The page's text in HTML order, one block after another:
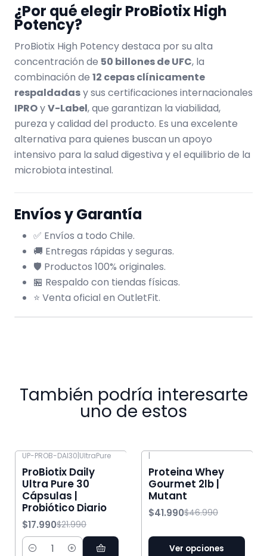
¿Por qué elegir ProBiotix High
Potency?
ProBiotix High Potency destaca por su alta
concentración de 50 billones de UFC, la
combinación de 12 cepas clínicamente
respaldadasy sus certificaciones internacionales
IPROyV-Label, que garantizan la viabilidad,
pureza y calidad del producto. Es una excelente
alternativa para quienes buscan un apoyo
intensivo para la salud digestiva y el equilibrio de la
microbiota intestinal.
Envíos y Garantía
✅ Envíos a todo Chile.
🚚 Entregas rápidas y seguras.
🛡️ Productos 100% originales.
🏪 Respaldo con tiendas físicas.
⭐ Venta oficial en OutletFit.
También podría interesarte
uno de estos
UP-PROB-DAI30|UltraPure
ProBiotix Daily
Ultra Pure 30
Cápsulas |
Probiótico Diario
$17.990$21.990
|
Proteina Whey
Gourmet 2lb |
Mutant
$41.990$46.990
Ver opciones